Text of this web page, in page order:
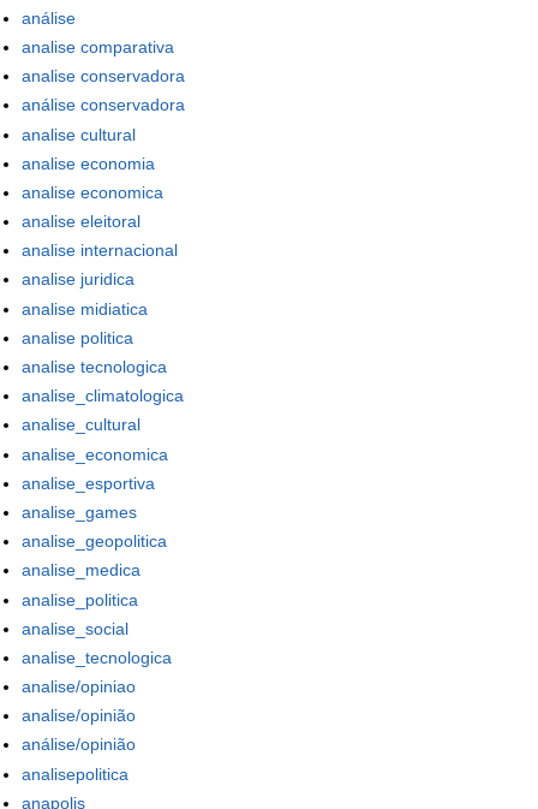
análise
analise comparativa
analise conservadora
análise conservadora
analise cultural
analise economia
analise economica
analise eleitoral
analise internacional
analise juridica
analise midiatica
analise politica
analise tecnologica
analise_climatologica
analise_cultural
analise_economica
analise_esportiva
analise_games
analise_geopolitica
analise_medica
analise_politica
analise_social
analise_tecnologica
analise/opiniao
analise/opinião
análise/opinião
analisepolitica
anapolis